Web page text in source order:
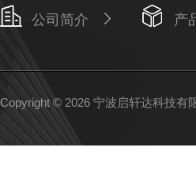
公司简介 产
Copyright © 2026 宁波启轩达科技有